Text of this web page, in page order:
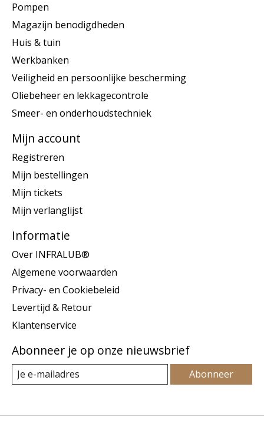
Pompen
Magazijn benodigdheden
Huis & tuin
Werkbanken
Veiligheid en persoonlijke bescherming
Oliebeheer en lekkagecontrole
Smeer- en onderhoudstechniek
Mijn account
Registreren
Mijn bestellingen
Mijn tickets
Mijn verlanglijst
Informatie
Over INFRALUB®
Algemene voorwaarden
Privacy- en Cookiebeleid
Levertijd & Retour
Klantenservice
Abonneer je op onze nieuwsbrief
Abonneer